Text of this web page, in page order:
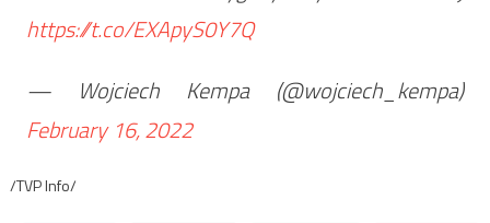
https://t.co/EXApyS0Y7Q
— Wojciech Kempa (@wojciech_kempa)
February 16, 2022
/TVP Info/